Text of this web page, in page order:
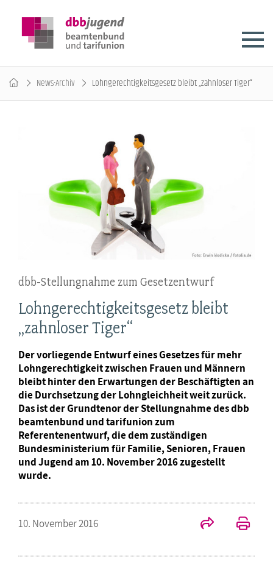
News-Archiv Lohngerechtigkeitsgesetz bleibt „zahnloser Tiger“
dbb-Stellungnahme zum Gesetzentwurf
Lohngerechtigkeitsgesetz bleibt
„zahnloser Tiger“
Der vorliegende Entwurf eines Gesetzes für mehr
Lohngerechtigkeit zwischen Frauen und Männern
bleibt hinter den Erwartungen der Beschäftigten an
die Durchsetzung der Lohngleichheit weit zurück.
Das ist der Grundtenor der Stellungnahme des dbb
beamtenbund und tarifunion zum
Referentenentwurf, die dem zuständigen
Bundesministerium für Familie, Senioren, Frauen
und Jugend am 10. November 2016 zugestellt
wurde.
10. November 2016